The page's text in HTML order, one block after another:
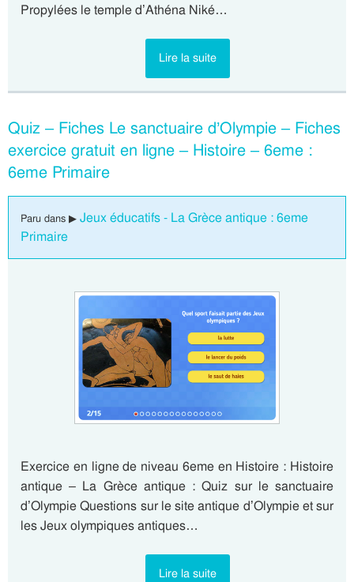
Propylées le temple d’Athéna Niké…
Lire la suite
Quiz – Fiches Le sanctuaire d’Olympie – Fiches
exercice gratuit en ligne – Histoire – 6eme :
6eme Primaire
Paru dans ▶ Jeux éducatifs - La Grèce antique : 6eme
Primaire
Exercice en ligne de niveau 6eme en Histoire : Histoire
antique – La Grèce antique : Quiz sur le sanctuaire
d’Olympie Questions sur le site antique d’Olympie et sur
les Jeux olympiques antiques…
Lire la suite